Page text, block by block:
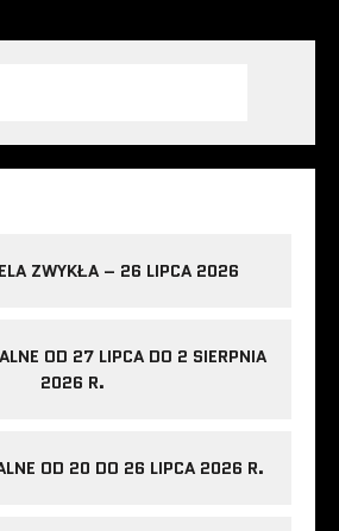
ZWYKŁA – 26 LIPCA 2026
OD 27 LIPCA DO 2 SIERPNIA
2026 R.
OD 20 DO 26 LIPCA 2026 R.